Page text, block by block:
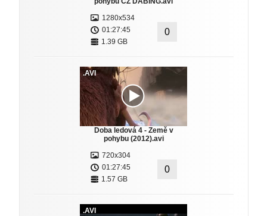
1280x534
01:27:45
1.39 GB
0
.AVI
Doba ledová 4 - Země v
pohybu (2012).avi
720x304
01:27:45
1.57 GB
0
.AVI